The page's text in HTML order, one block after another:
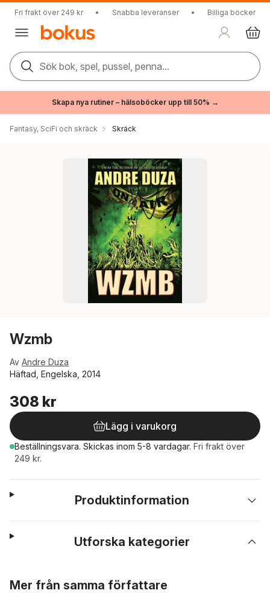
Fri frakt över 249 kr • Snabba leveranser • Billiga böcker
Sök bok, spel, pussel, penna...
Skapa nya rutiner – hälsoböcker upp till 50% →
Fantasy, SciFi och skräck Skräck
Wzmb
Av Andre Duza
Häftad, Engelska, 2014
308 kr
Lägg i varukorg
Beställningsvara. Skickas inom 5-8 vardagar. Fri frakt över
249 kr.
Produktinformation
Utforska kategorier
Mer från samma författare